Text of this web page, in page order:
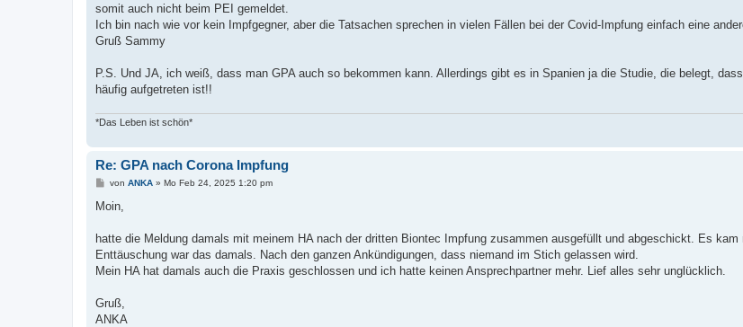
somit auch nicht beim PEI gemeldet.
Ich bin nach wie vor kein Impfgegner, aber die Tatsachen sprechen in vielen Fällen bei der Covid-Impfung einfach eine
Gruß Sammy
P.S. Und JA, ich weiß, dass man GPA auch so bekommen kann. Allerdings gibt es in Spanien ja die Studie, die belegt,
häufig aufgetreten ist!!
*Das Leben ist schön*
Re: GPA nach Corona Impfung
B
i
a
von ANKA» Mo Feb 24, 2025 1:20 pm
Moin,
hatte die Meldung damals mit meinem HA nach der dritten Biontec Impfung zusammen ausgefüllt und abgeschickt. Es kam
Enttäuschung war das damals. Nach den ganzen Ankündigungen, dass niemand im Stich gelassen wird.
Mein HA hat damals auch die Praxis geschlossen und ich hatte keinen Ansprechpartner mehr. Lief alles sehr unglücklich.
Gruß,
ANKA